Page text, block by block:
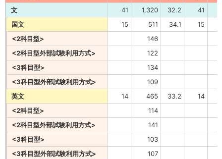
文
41 1,320 32.2 41
国文
15 511 34.1
15
<2科目型>
146
<2科目型外部試験利用方式>
122
<3科目型>
134
<3科目型外部試験利用方式>
109
英文
14 465 33.2
14
<2科目型>
114
<2科目型外部試験利用方式>
141
<3科目型>
103
<3科目型外部試験利用方式>
107